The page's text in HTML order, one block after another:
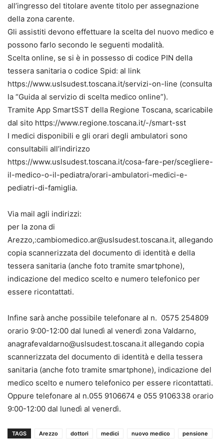
all’ingresso del titolare avente titolo per assegnazione
della zona carente.
Gli assistiti devono effettuare la scelta del nuovo medico e
possono farlo secondo le seguenti modalità.
Scelta online, se si è in possesso di codice PIN della
tessera sanitaria o codice Spid: al link
https://www.uslsudest.toscana.it/servizi-on-line (consulta
la “Guida al servizio di scelta medico online”).
Tramite App SmartSST della Regione Toscana, scaricabile
dal sito https://www.regione.toscana.it/-/smart-sst
I medici disponibili e gli orari degli ambulatori sono
consultabili all’indirizzo
https://www.uslsudest.toscana.it/cosa-fare-per/scegliere-
il-medico-o-il-pediatra/orari-ambulatori-medici-e-
pediatri-di-famiglia.
Via mail agli indirizzi:
per la zona di
Arezzo,:cambiomedico.ar@uslsudest.toscana.it, allegando
copia scannerizzata del documento di identità e della
tessera sanitaria (anche foto tramite smartphone),
indicazione del medico scelto e numero telefonico per
essere ricontattati.
Infine sarà anche possibile telefonare al n. 0575 254809
orario 9:00-12:00 dal lunedì al venerdì zona Valdarno,
anagrafevaldarno@uslsudest.toscana.it allegando copia
scannerizzata del documento di identità e della tessera
sanitaria (anche foto tramite smartphone), indicazione del
medico scelto e numero telefonico per essere ricontattati.
Oppure telefonare al n.055 9106674 e 055 9106338 orario
9:00-12:00 dal lunedì al venerdì.
TAGS Arezzo dottori medici nuovo medico
pensione